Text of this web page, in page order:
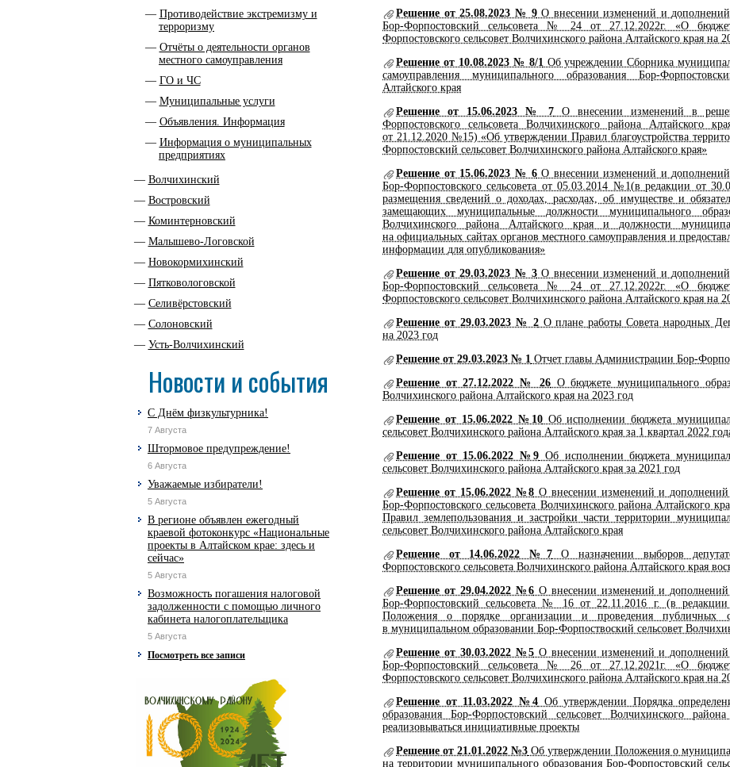
Противодействие экстремизму и
терроризму
Отчёты о деятельности органов
местного самоуправления
ГО и ЧС
Муниципальные услуги
Объявления. Информация
Информация о муниципальных
предприятиях
Волчихинский
Востровский
Коминтерновский
Малышево-Логовской
Новокормихинский
Пятковологовской
Селивёрстовский
Солоновский
Усть-Волчихинский
Новости и события
С Днём физкультурника!
7 Августа
Штормовое предупреждение!
6 Августа
Уважаемые избиратели!
5 Августа
В регионе объявлен ежегодный
краевой фотоконкурс «Национальные
проекты в Алтайском крае: здесь и
сейчас»
5 Августа
Возможность погашения налоговой
задолженности с помощью личного
кабинета налогоплательщика
5 Августа
Посмотреть все записи
Решение от 25.08.2023 № 9О внесении изменений и дополнений
Бор-Форпостовский сельсовета № 24 от 27.12.2022г. «О
Форпостовского сельсовет Волчихинского района Алтайского края на
Решение от 10.08.2023 № 8/1Об учреждении Сборника
самоуправления муниципального образования Бор-
Алтайского края
Решение от 15.06.2023 № 7 О внесении изменений в
Форпостовского сельсовета Волчихинского района
от 21.12.2020 №15) «Об утверждении Правил благоустройства
Форпостовский сельсовет Волчихинского района Алтайского края»
Решение от 15.06.2023 № 6О внесении изменений и дополнений
Бор-Форпостовского сельсовета от 05.03.2014 №1(в редакции от
размещения сведений о доходах, расходах, об имуществе и
замещающих муниципальные должности муниципального
Волчихинского района Алтайского края и должности
на официальных сайтах органов местного самоуправления и
информации для опубликования»
Решение от 29.03.2023 № 3О внесении изменений и дополнений
Бор-Форпостовский сельсовета № 24 от 27.12.2022г. «О
Форпостовского сельсовет Волчихинского района Алтайского края на
Решение от 29.03.2023 № 2О плане работы Совета народных
на 2023 год
Решение от 29.03.2023 № 1 Отчет главы Администрации Бор-
Решение от 27.12.2022 № 26 О бюджете муниципального
Волчихинского района Алтайского края на 2023 год
Решение от 15.06.2022 №10Об исполнении бюджета
сельсовет Волчихинского района Алтайского края за 1 квартал 2022
Решение от 15.06.2022 №9 Об исполнении бюджета
сельсовет Волчихинского района Алтайского края за 2021 год
Решение от 15.06.2022 №8О внесении изменений и дополнений
Бор-Форпостовского сельсовета Волчихинского района Алтайского
Правил землепользования и застройки части территории
сельсовет Волчихинского района Алтайского края
Решение от 14.06.2022 №7О назначении выборов
Форпостовского сельсовета Волчихинского района Алтайского края
Решение от 29.04.2022 №6О внесении изменений и дополнений
Бор-Форпостовский сельсовета № 16 от 22.11.2016 г. (в
Положения о порядке организации и проведения публичных
в муниципальном образовании Бор-Форпоствоский сельсовет
Решение от 30.03.2022 №5О внесении изменений и дополнений
Бор-Форпостовский сельсовета № 26 от 27.12.2021г. «О
Форпостовского сельсовет Волчихинского района Алтайского края на
Решение от 11.03.2022 №4 Об утверждении Порядка
образования Бор-Форпостовский сельсовет Волчихинского
реализовываться инициативные проекты
Решение от 21.01.2022 №3 Об утверждении Положения о
на территории муниципального образования Бор-Форпостовский